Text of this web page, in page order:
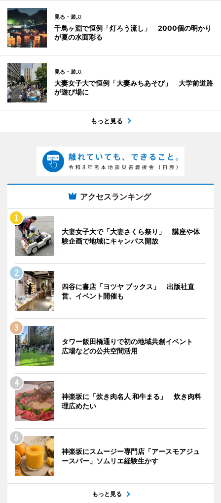
見る・遊ぶ
千鳥ヶ淵で恒例「灯ろう流し」 2000個の明かり
が夏の水面彩る
見る・遊ぶ
大妻女子大で恒例「大妻みちあそび」 大学前道路
が遊び場に
もっと見る
アクセスランキング
大妻女子大で「大妻さくら祭り」 講座や体
験企画で地域にキャンパス開放
四谷に書店「ヨツヤ ブックス」 出版社直
営、イベント開催も
タワー飯田橋通りで初の地域共創イベント
広場などの公共空間活用
神楽坂に「炊き肉名人 和牛まる」 炊き肉料
理広めたい
神楽坂にスムージー専門店「アースモアジュ
ースバー」ソムリエ経験生かす
もっと見る